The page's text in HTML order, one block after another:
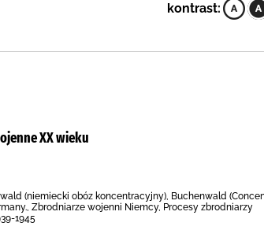
kontrast:
XX wieku
(niemiecki obóz koncentracyjny), Buchenwald
Zbrodniarze wojenni Niemcy, Procesy zbrodniarzy
1945